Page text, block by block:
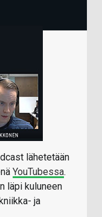
lähetetään
YouTubessa.
läpi kuluneen
ja